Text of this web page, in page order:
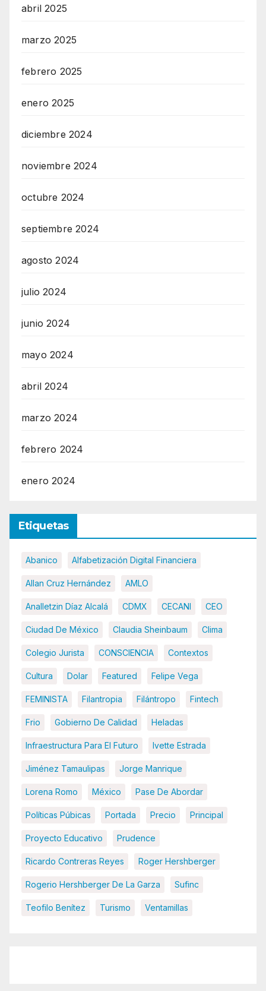
abril 2025
marzo 2025
febrero 2025
enero 2025
diciembre 2024
noviembre 2024
octubre 2024
septiembre 2024
agosto 2024
julio 2024
junio 2024
mayo 2024
abril 2024
marzo 2024
febrero 2024
enero 2024
Etiquetas
Abanico Alfabetización Digital Financiera
Allan Cruz Hernández AMLO
Analletzin Díaz Alcalá CDMX CECANI CEO
Ciudad De México Claudia Sheinbaum Clima
Colegio Jurista CONSCIENCIA Contextos
Cultura Dolar Featured Felipe Vega
FEMINISTA Filantropia Filántropo Fintech
Frio Gobierno De Calidad Heladas
Infraestructura Para El Futuro Ivette Estrada
Jiménez Tamaulipas Jorge Manrique
Lorena Romo México Pase De Abordar
Políticas Púbicas Portada Precio Principal
Proyecto Educativo Prudence
Ricardo Contreras Reyes Roger Hershberger
Rogerio Hershberger De La Garza Sufinc
Teofilo Benítez Turismo Ventamillas